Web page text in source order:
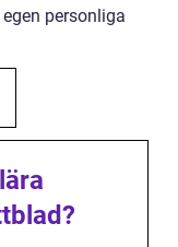
personliga